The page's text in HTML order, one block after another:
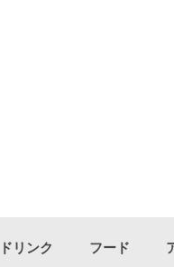
ドリンク フード